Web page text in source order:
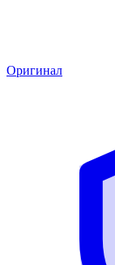
Оригинал